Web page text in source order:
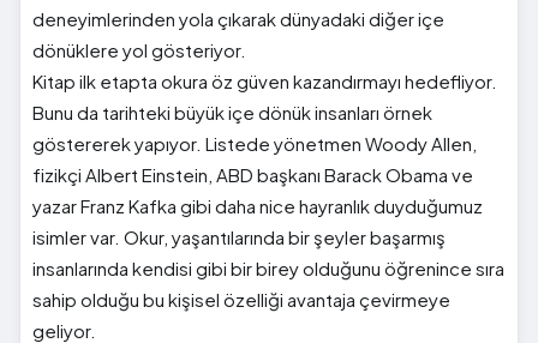
deneyimlerinden yola çıkarak dünyadaki diğer içe
dönüklere yol gösteriyor.
Kitap ilk etapta okura öz güven kazandırmayı hedefliyor.
Bunu da tarihteki büyük içe dönük insanları örnek
göstererek yapıyor. Listede yönetmen WoodyAllen
fizikçi Albert Einstein, ABD başkanı Barack Obama ve
yazar Franz Kafka gibi daha nice hayranlık duyduğumuz
isimler var. Okur, yaşantılarında bir şeyler başarmış
insanlarında kendisi gibi bir birey olduğunu öğrenince sıra
sahip olduğu bu kişisel özelliği avantaja çevirmeye
geliyor.